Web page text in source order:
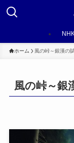
ホーム 風の峠～銀漢の
風の峠～銀